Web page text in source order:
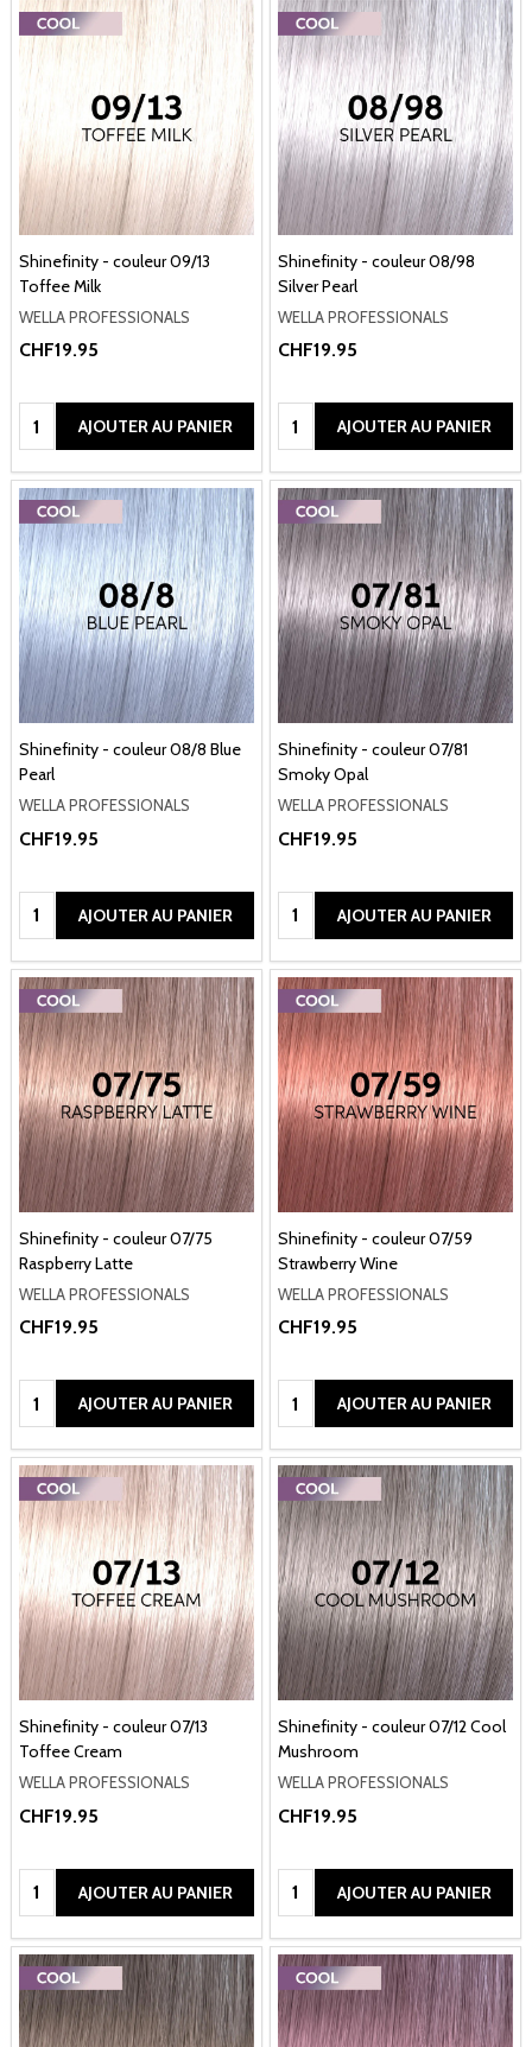
Shinefinity - couleur 09/13
Toffee Milk
WELLA PROFESSIONALS
CHF19.95
Quantité:AJOUTER AU PANIER
Shinefinity - couleur 08/98
Silver Pearl
WELLA PROFESSIONALS
CHF19.95
Quantité:AJOUTER AU PANIER
Shinefinity - couleur 08/8 Blue
Pearl
WELLA PROFESSIONALS
CHF19.95
Quantité:AJOUTER AU PANIER
Shinefinity - couleur 07/81
Smoky Opal
WELLA PROFESSIONALS
CHF19.95
Quantité:AJOUTER AU PANIER
Shinefinity - couleur 07/75
Raspberry Latte
WELLA PROFESSIONALS
CHF19.95
Quantité:AJOUTER AU PANIER
Shinefinity - couleur 07/59
Strawberry Wine
WELLA PROFESSIONALS
CHF19.95
Quantité:AJOUTER AU PANIER
Shinefinity - couleur 07/13
Toffee Cream
WELLA PROFESSIONALS
CHF19.95
Quantité:AJOUTER AU PANIER
Shinefinity - couleur 07/12 Cool
Mushroom
WELLA PROFESSIONALS
CHF19.95
Quantité:AJOUTER AU PANIER